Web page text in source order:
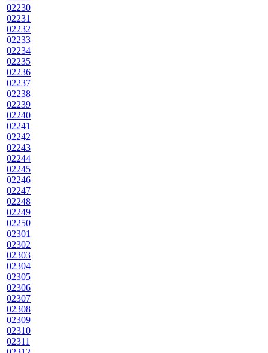
02230
02231
02232
02233
02234
02235
02236
02237
02238
02239
02240
02241
02242
02243
02244
02245
02246
02247
02248
02249
02250
02301
02302
02303
02304
02305
02306
02307
02308
02309
02310
02311